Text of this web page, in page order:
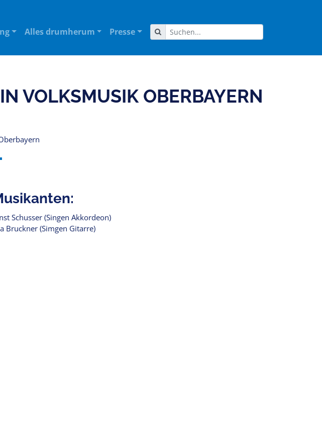
Alles drumherum Presse
VOLKSMUSIK OBERBAYERN
Schusser (Singen Akkordeon)
Bruckner (Simgen Gitarre)